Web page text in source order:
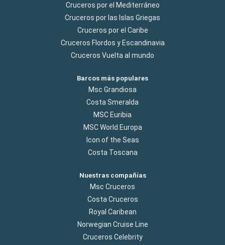
Cruceros por el Mediterráneo
Cruceros por las Islas Griegas
Cruceros por el Caribe
Cruceros Flordos y Escandinavia
Cruceros Vuelta al mundo
Barcos más populares
Msc Grandiosa
Costa Smeralda
MSC Euribia
MSC World Europa
Icon of the Seas
Costa Toscana
Nuestras compañías
Msc Cruceros
Costa Cruceros
Royal Caribean
Norwegian Cruise Line
Cruceros Celebrity